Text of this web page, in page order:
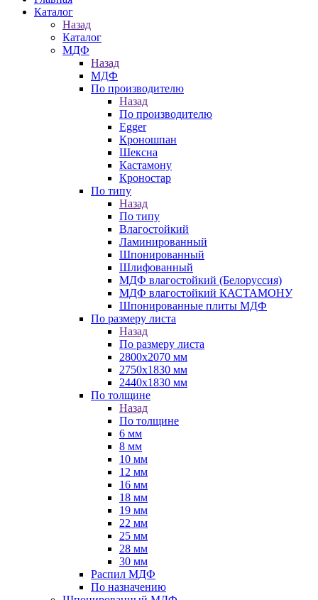
Каталог
Назад
Каталог
МДФ
Назад
МДФ
По производителю
Назад
По производителю
Egger
Кроношпан
Шексна
Кастамону
Кроностар
По типу
Назад
По типу
Влагостойкий
Ламинированный
Шпонированный
Шлифованный
МДФ влагостойкий (Белоруссия)
МДФ влагостойкий КАСТАМОНУ
Шпонированные плиты МДФ
По размеру листа
Назад
По размеру листа
2800х2070 мм
2750х1830 мм
2440х1830 мм
По толщине
Назад
По толщине
6 мм
8 мм
10 мм
12 мм
16 мм
18 мм
19 мм
22 мм
25 мм
28 мм
30 мм
Распил МДФ
По назначению